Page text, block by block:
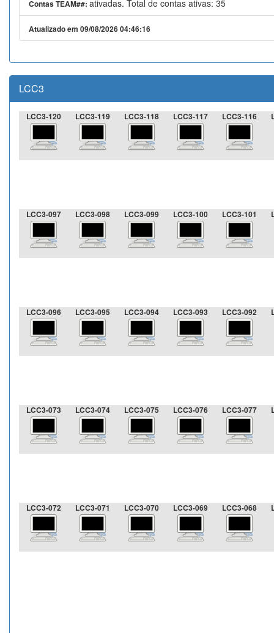
Contas TEAM##: ativadas. Total de contas ativas: 35
Atualizado em 09/08/2026 04:46:16
LCC3
LCC3-120 LCC3-119 LCC3-118 LCC3-117 LCC3-116
LCC3-097 LCC3-098 LCC3-099 LCC3-100 LCC3-101
LCC3-096 LCC3-095 LCC3-094 LCC3-093 LCC3-092
LCC3-073 LCC3-074 LCC3-075 LCC3-076 LCC3-077
LCC3-072 LCC3-071 LCC3-070 LCC3-069 LCC3-068